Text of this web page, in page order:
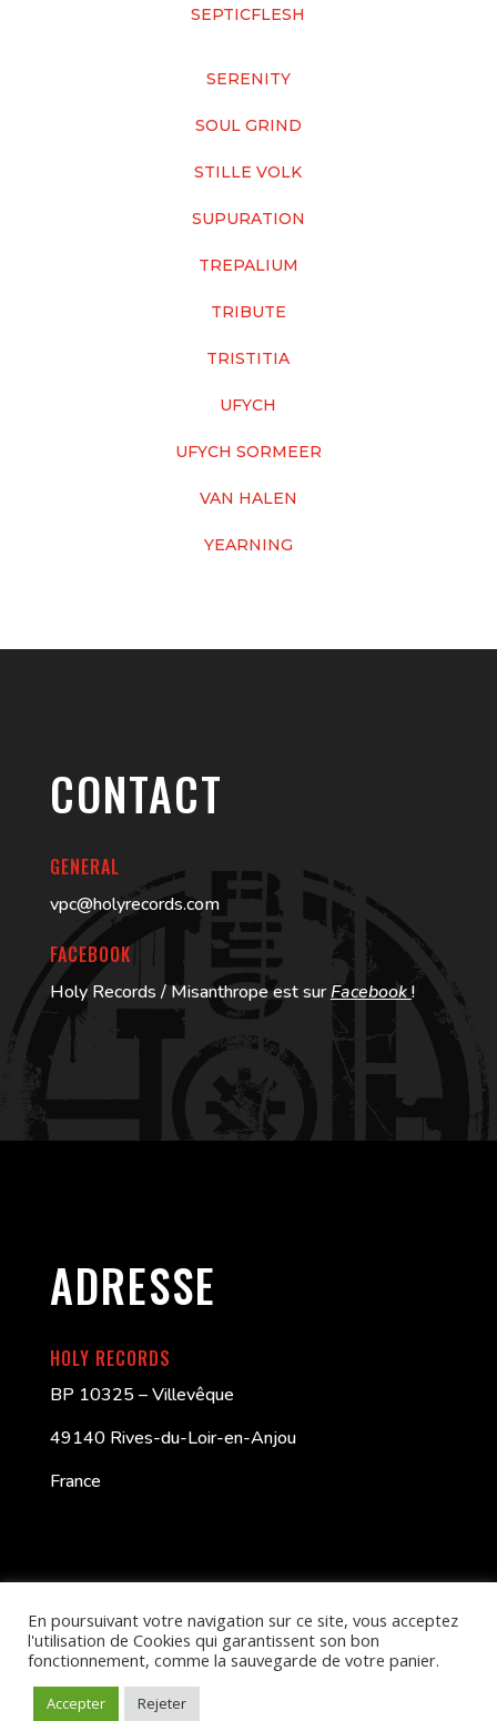
SEPTICFLESH
SERENITY
SOUL GRIND
STILLE VOLK
SUPURATION
TREPALIUM
TRIBUTE
TRISTITIA
UFYCH
UFYCH SORMEER
VAN HALEN
YEARNING
CONTACT
GENERAL
vpc@holyrecords.com
FACEBOOK
Holy Records / Misanthrope est surFacebook!
ADRESSE
HOLY RECORDS
BP 10325 – Villevêque
49140 Rives-du-Loir-en-Anjou
France
En poursuivant votre navigation sur ce site, vous acceptez
l'utilisation de Cookies qui garantissent son bon
fonctionnement, comme la sauvegarde de votre panier.
Accepter Rejeter